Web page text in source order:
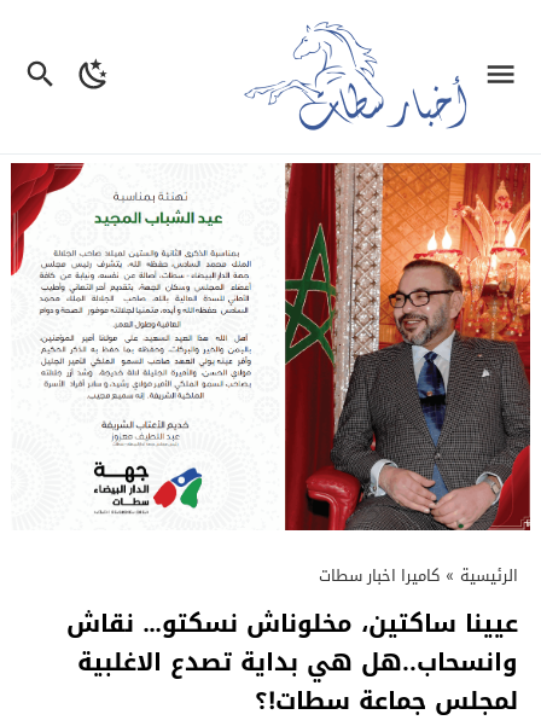
الرئيسية » كاميرا اخبار سطات
عيينا ساكتين، مخلوناش نسكتو… نقاش
وانسحاب..هل هي بداية تصدع الاغلبية
لمجلس جماعة سطات!؟